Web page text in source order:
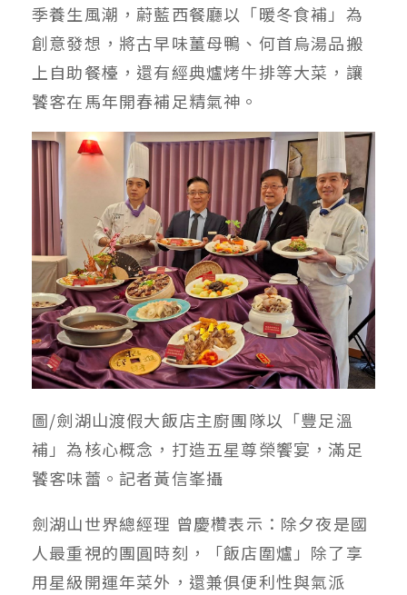
季養生風潮，蔚藍西餐廳以「暖冬食補」為
創意發想，將古早味薑母鴨、何首烏湯品搬
上自助餐檯，還有經典爐烤牛排等大菜，讓
饕客在馬年開春補足精氣神。
圖/劍湖山渡假大飯店主廚團隊以「豐足溫
補」為核心概念，打造五星尊榮饗宴，滿足
饕客味蕾。記者黃信峯攝
劍湖山世界總經理 曾慶欑表示：除夕夜是國
人最重視的團圓時刻，「飯店圍爐」除了享
用星級開運年菜外，還兼俱便利性與氣派